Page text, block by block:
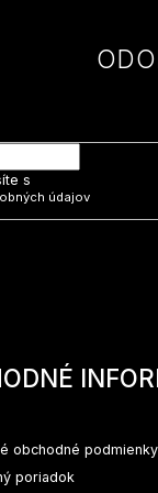
s
údajov
obchodné podmienky
poriadok